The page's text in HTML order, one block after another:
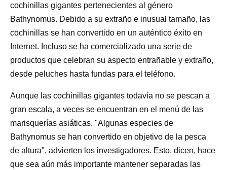
cochinillas gigantes pertenecientes al género
Bathynomus. Debido a su extraño e inusual tamaño, las
cochinillas se han convertido en un auténtico éxito en
Internet. Incluso se ha comercializado una serie de
productos que celebran su aspecto entrañable y extraño,
desde peluches hasta fundas para el teléfono.
Aunque las cochinillas gigantes todavía no se pescan a
gran escala, a veces se encuentran en el menú de las
marisquerías asiáticas. "Algunas especies de
Bathynomus se han convertido en objetivo de la pesca
de altura", advierten los investigadores. Esto, dicen, hace
que sea aún más importante mantener separadas las